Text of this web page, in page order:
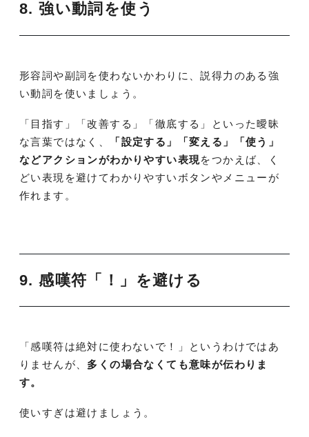
8. 強い動詞を使う
形容詞や副詞を使わないかわりに、説得力のある強
い動詞を使いましょう。
「目指す」「改善する」「徹底する」といった曖昧
な言葉ではなく、
「設定する」「変える」「使う」
などアクションがわかりやすい表現をつかえば、く
どい表現を避けてわかりやすいボタンやメニューが
作れます。
9. 感嘆符「！」を避ける
「感嘆符は絶対に使わないで！」というわけではあ
りませんが、 多くの場合なくても意味が伝わりま
す。
使いすぎは避けましょう。